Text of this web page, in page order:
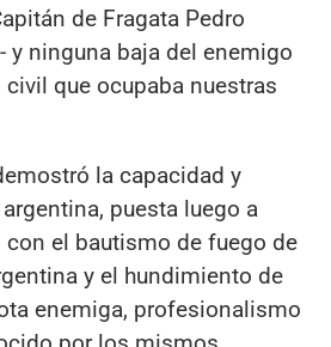
de Fragata Pedro
y ninguna baja del enemigo
que ocupaba nuestras
la capacidad y
puesta luego a
con el bautismo de fuego de
y el hundimiento de
enemiga, profesionalismo